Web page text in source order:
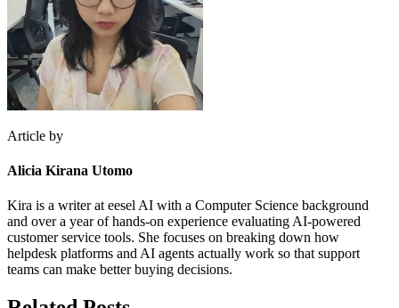
Article by
Alicia Kirana Utomo
Kira is a writer at eesel AI with a Computer Science background
and over a year of hands-on experience evaluating AI-powered
customer service tools. She focuses on breaking down how
helpdesk platforms and AI agents actually work so that support
teams can make better buying decisions.